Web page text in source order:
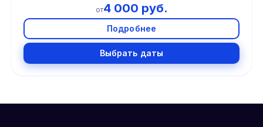
от4 000 руб.
Подробнее
Выбрать даты